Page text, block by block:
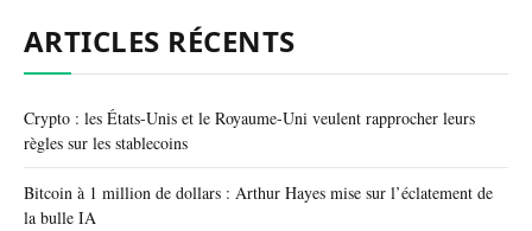
ARTICLES RÉCENTS
Crypto : les États-Unis et le Royaume-Uni veulent rapprocher leurs
règles sur les stablecoins
Bitcoin à 1 million de dollars : Arthur Hayes mise sur l’éclatement de
la bulle IA